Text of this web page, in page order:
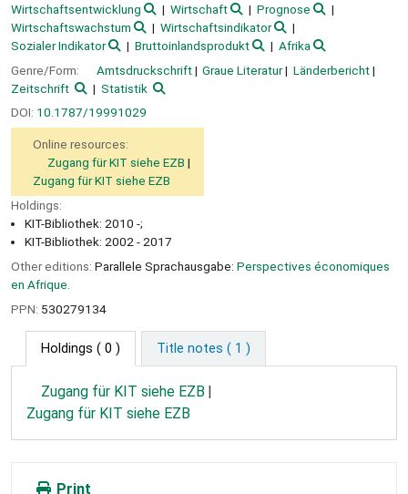
Wirtschaftsentwicklung
Wirtschaft
Prognose
Wirtschaftswachstum
Wirtschaftsindikator
Sozialer Indikator
Bruttoinlandsprodukt
Afrika
Genre/Form:
Amtsdruckschrift Graue Literatur
Länderbericht
Zeitschrift
Statistik
DOI: 10.1787/19991029
Online resources:
Zugang für KIT siehe EZB
Zugang für KIT siehe EZB
Holdings:
KIT-Bibliothek: 2010 -;
KIT-Bibliothek: 2002 - 2017
Other editions: Parallele Sprachausgabe: Perspectives économiques
en Afrique.
PPN: 530279134
Holdings ( 0 ) Title notes ( 1 )
Zugang für KIT siehe EZB
Zugang für KIT siehe EZB
Print